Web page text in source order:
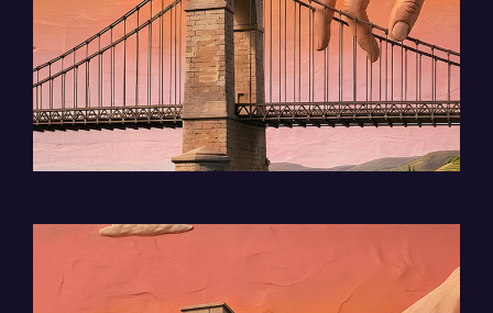
La soirée d’été parfaite en Ardèche-
Hermitage ? Elle commence sur un
pont et finit en musique